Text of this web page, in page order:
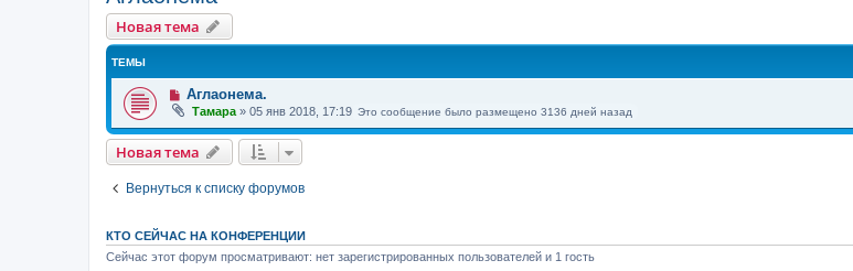
Новая тема
ТЕМЫ
Аглаонема.
Тамара » 05 янв 2018, 17:19 Это сообщение было размещено 3136 дней назад
Новая тема
Вернуться к списку форумов
КТО СЕЙЧАС НА КОНФЕРЕНЦИИ
Сейчас этот форум просматривают: нет зарегистрированных пользователей и 1 гость